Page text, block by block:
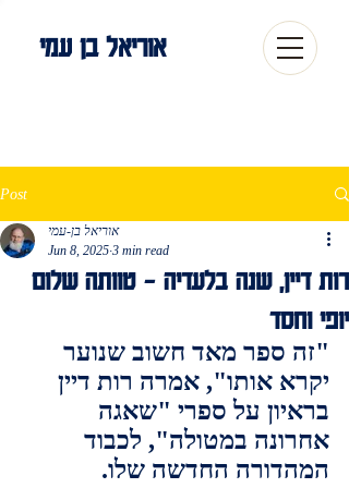
אוריאל בן עמי
Post
רות דיין, שנה בלעדיה - טוותה שלום
יופי וחסד
אוריאל בן-עמי
Jun 8, 2025 3 min read
"זה ספר מאד חשוב שנוער
יקרא אותו", אמרה רות דיין
בראיון על ספרי "שאגה
אחרונה במטולה", לכבוד
המהדורה החדשה שלו.